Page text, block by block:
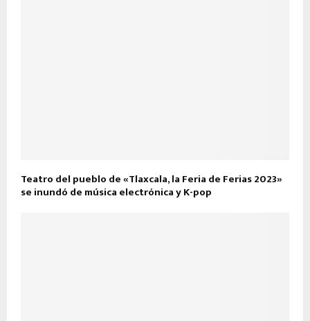
Teatro del pueblo de «Tlaxcala, la Feria de Ferias 2023»
se inundó de música electrónica y K-pop